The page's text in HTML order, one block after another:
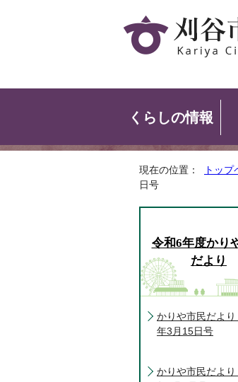
くらしの情報
現在の位置： トップ
日号
令和6年度かり
だより
かりや市民だよ
年3月15日号
かりや市民だよ